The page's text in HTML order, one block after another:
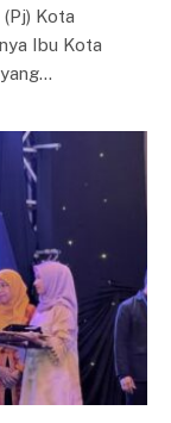
Kota
Ibu Kota